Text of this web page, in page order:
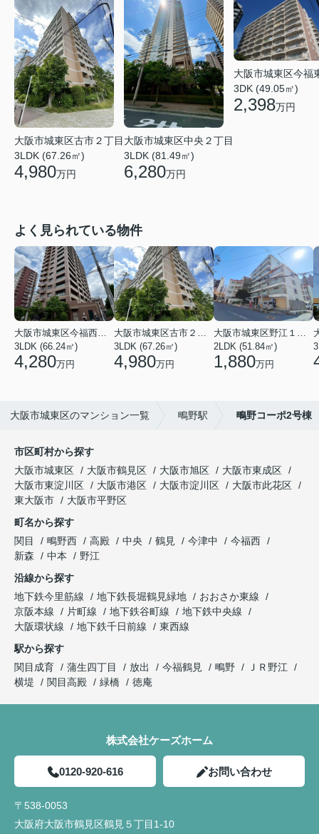
大阪市城東区古市２丁目
3LDK (67.26㎡)
4,980万円
大阪市城東区中央２丁目
3LDK (81.49㎡)
6,280万円
大阪市城東区今福
3DK (49.05㎡)
2,398万円
よく見られている物件
大阪市城東区今福西６丁目
3LDK (66.24㎡)
4,280万円
大阪市城東区古市２丁目
3LDK (67.26㎡)
4,980万円
大阪市城東区野江１丁目
2LDK (51.84㎡)
1,880万円
大阪市城東区のマンション一覧 鴫野駅 鴫野コーポ2号棟
市区町村から探す
大阪市城東区
大阪市鶴見区 大阪市旭区
大阪市東成区
大阪市東淀川区
大阪市港区 大阪市淀川区
大阪市此花区
東大阪市
大阪市平野区
町名から探す
関目
鴫野西 高殿 中央 鶴見 今津中
今福西
新森
中本
野江
沿線から探す
地下鉄今里筋線
地下鉄長堀鶴見緑地
おおさか東線
京阪本線
片町線 地下鉄谷町線
地下鉄中央線
大阪環状線
地下鉄千日前線
東西線
駅から探す
関目成育
蒲生四丁目 放出 今福鶴見 鴫野
ＪＲ野江
横堤
関目高殿 緑橋 徳庵
株式会社ケーズホーム
0120-920-616 お問い合わせ
〒538-0053
大阪府大阪市鶴見区鶴見５丁目1-10